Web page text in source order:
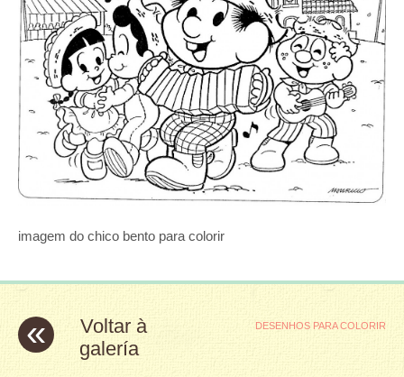
imagem do chico bento para colorir
«
Voltar à
galería
DESENHOS PARA COLORIR